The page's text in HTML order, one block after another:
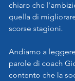
chiaro che
quella di
scorse stagioni.
Andiamo a
parole di coach
contento che la